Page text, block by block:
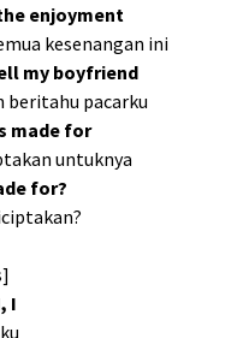
enjoyment
kesenangan ini
my boyfriend
beritahu pacarku
made for
untuknya
for?
I